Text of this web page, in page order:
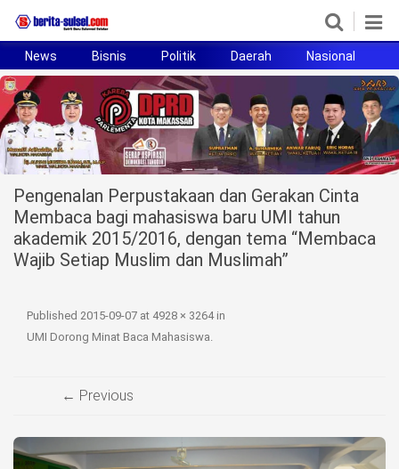
Home
News
Politik
Pendidikan
Bisnis
Hukum
Life Style
News Bisnis Politik Daerah Nasional
Pengenalan Perpustakaan dan Gerakan Cinta
Membaca bagi mahasiswa baru UMI tahun
akademik 2015/2016, dengan tema “Membaca
Wajib Setiap Muslim dan Muslimah”
Published 2015-09-07 at 4928 × 3264in
UMI Dorong Minat Baca Mahasiswa
← Previous